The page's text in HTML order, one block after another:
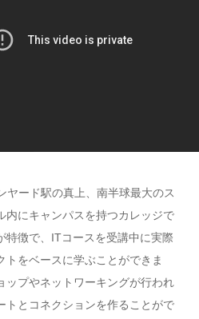
ヤード駅の真上、南半球最大のス
内にキャンパスを持つカレッジで
特徴で、ITコースを受講中に実際
をベースに学ぶことができま
ップやネットワーキングが行われ
トとコネクションを作ることがで